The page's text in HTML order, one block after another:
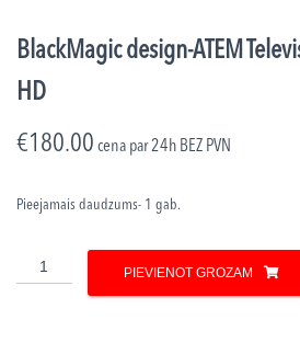
BlackMagic design-ATEM
HD
€180.00 cena par 24h BEZ PVN
Pieejamais daudzums- 1 gab.
BlackMagic
design-
PIEVIENOT GROZAM